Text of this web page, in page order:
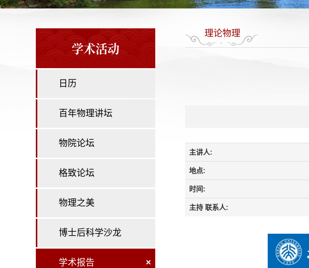
学术活动
日历
百年物理讲坛
物院论坛
格致论坛
物理之美
博士后科学沙龙
学术报告 ×
理论物理
主讲人:
地点:
时间:
主持 联系人: